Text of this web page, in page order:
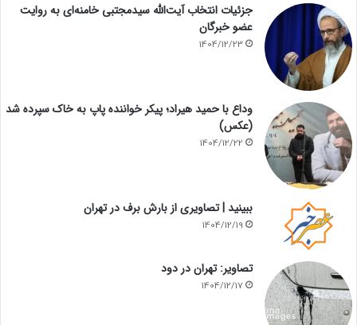
جزئیات انتخاب آیت‌الله سیدمجتبی خامنه‌ای به روایت
عضو خبرگان
1404/12/23
وداع با حمید هیراد؛ پیکر خواننده پاپ به خاک سپرده شد
(عکس)
1404/12/22
ببینید | تصاویری از بارش برف در تهران
1404/12/19
تصاویر: تهران در دود
1404/12/17